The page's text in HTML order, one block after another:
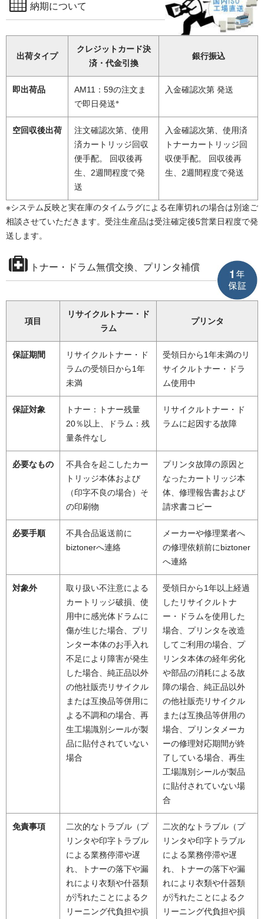
納期について
出荷タイプ
クレジットカード決
済・代金引換
銀行振込
即出荷品
AM11：59の注文ま
で即日発送※
入金確認次第 発送
空回収後出荷
注文確認次第、使用
済カートリッジ回収
便手配。 回収後再
生、2週間程度で発
送
入金確認次第、使用済
トナーカートリッジ回
収便手配。 回収後再
生、2週間程度で発送
※システム反映と実在庫のタイムラグによる在庫切れの場合は別途ご
相談させていただきます。受注生産品は受注確定後5営業日程度で発
送します。
トナー・ドラム無償交換、プリンタ補償
項目
リサイクルトナー・ド
ラム
プリンタ
保証期間
リサイクルトナー・ド
ラムの受領日から1年
未満
受領日から1年未満のリ
サイクルトナー・ドラ
ム使用中
保証対象
トナー：トナー残量
20％以上、ドラム：残
量条件なし
リサイクルトナー・ド
ラムに起因する故障
必要なもの
不具合を起こしたカー
トリッジ本体および
（印字不良の場合）そ
の印刷物
プリンタ故障の原因と
なったカートリッジ本
体、修理報告書および
請求書コピー
必要手順
不具合品返送前に
biztonerへ連絡
メーカーや修理業者へ
の修理依頼前にbiztoner
へ連絡
対象外
取り扱い不注意による
カートリッジ破損、使
用中に感光体ドラムに
傷が生じた場合、プリ
ンター本体のお手入れ
不足により障害が発生
した場合、純正品以外
の他社販売リサイクル
または互換品等併用に
よる不調和の場合、再
生工場識別シールが製
品に貼付されていない
場合
受領日から1年以上経過
したリサイクルトナ
ー・ドラムを使用した
場合、プリンタを改造
してご利用の場合、プ
リンタ本体の経年劣化
や部品の消耗による故
障の場合、純正品以外
の他社販売リサイクル
または互換品等併用の
場合、プリンタメーカ
ーの修理対応期間が終
了している場合、再生
工場識別シールが製品
に貼付されていない場
合
免責事項
二次的なトラブル（プ
リンタや印字トラブル
による業務停滞や遅
れ、トナーの落下や漏
れにより衣類や什器類
が汚れたことによるク
リーニング代負担や損
二次的なトラブル（プ
リンタや印字トラブル
による業務停滞や遅
れ、トナーの落下や漏
れにより衣類や什器類
が汚れたことによるク
リーニング代負担や損